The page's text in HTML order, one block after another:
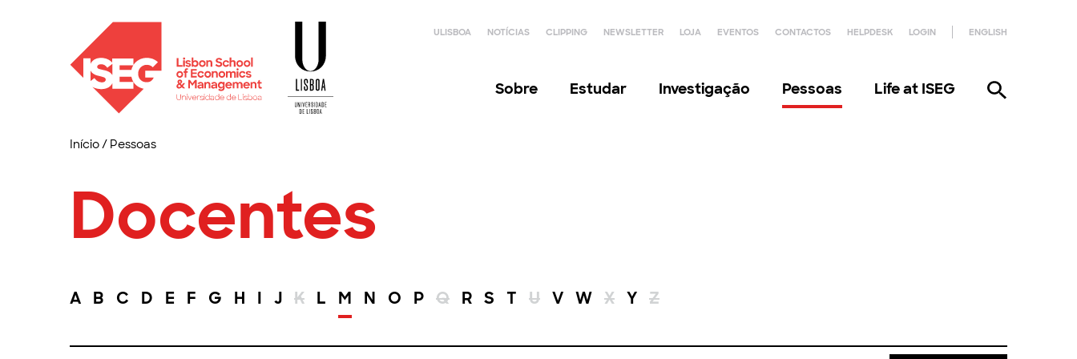
ULISBOA NOTÍCIAS CLIPPING NEWSLETTER LOJA EVENTOS CONTACTOS HELPDESK LOGIN ENGLISH
Sobre Estudar Investigação Pessoas Life at ISEG
Início/ Pessoas
Docentes
A B C D E F G H I J K L M N O P Q R S T U V W X Y Z